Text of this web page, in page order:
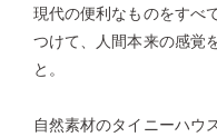
現代の便利なものをすべ
つけて、人間本来の感覚
と。
自然素材のタイニーハウ